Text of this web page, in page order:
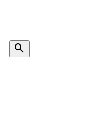
search